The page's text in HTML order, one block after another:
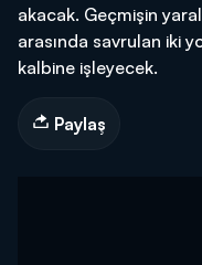
akacak. Geçmişin
arasında savrulan iki
kalbine işleyecek.
Paylaş